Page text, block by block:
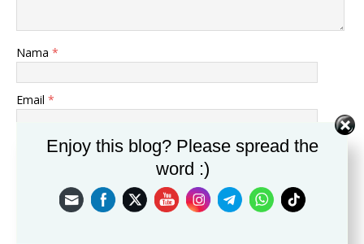
Nama *
Email *
Save my name, email, and website in this browser for the
next time I comment.
Enjoy this blog? Please spread the
word :)